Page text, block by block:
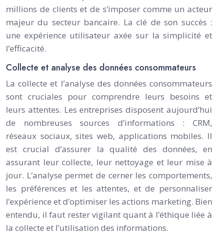
millions de clients et de s’imposer comme un acteur
majeur du secteur bancaire. La clé de son succès :
une expérience utilisateur axée sur la simplicité et
l’efficacité.
Collecte et analyse des données consommateurs
La collecte et l’analyse des données consommateurs
sont cruciales pour comprendre leurs besoins et
leurs attentes. Les entreprises disposent aujourd’hui
de nombreuses sources d’informations : CRM,
réseaux sociaux, sites web, applications mobiles. Il
est crucial d’assurer la qualité des données, en
assurant leur collecte, leur nettoyage et leur mise à
jour. L’analyse permet de cerner les comportements,
les préférences et les attentes, et de personnaliser
l’expérience et d’optimiser les actions marketing. Bien
entendu, il faut rester vigilant quant à l’éthique liée à
la collecte et l’utilisation des informations.